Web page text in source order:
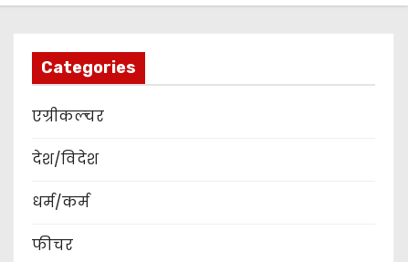
Categories
एग्रीकल्चर
देश/विदेश
धर्म/कर्म
फीचर